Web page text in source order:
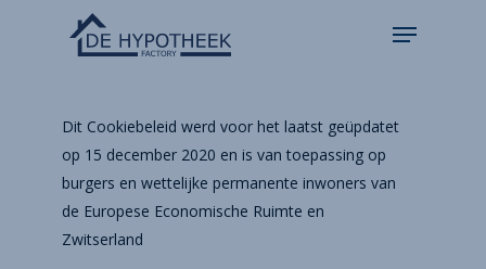
Dit Cookiebeleid werd voor het laatst geüpdatet
op 15 december 2020 en is van toepassing op
burgers en wettelijke permanente inwoners van
de Europese Economische Ruimte en
Zwitserland